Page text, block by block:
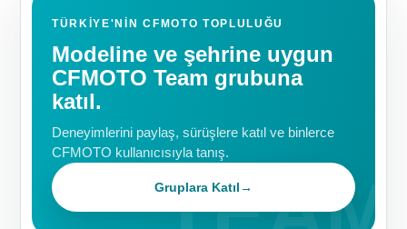
TÜRKIYE'NIN CFMOTO TOPLULUĞU
Modeline ve şehrine uygun
CFMOTO Team grubuna
katıl.
Deneyimlerini paylaş, sürüşlere katıl ve binlerce
CFMOTO kullanıcısıyla tanış.
Gruplara Katıl→